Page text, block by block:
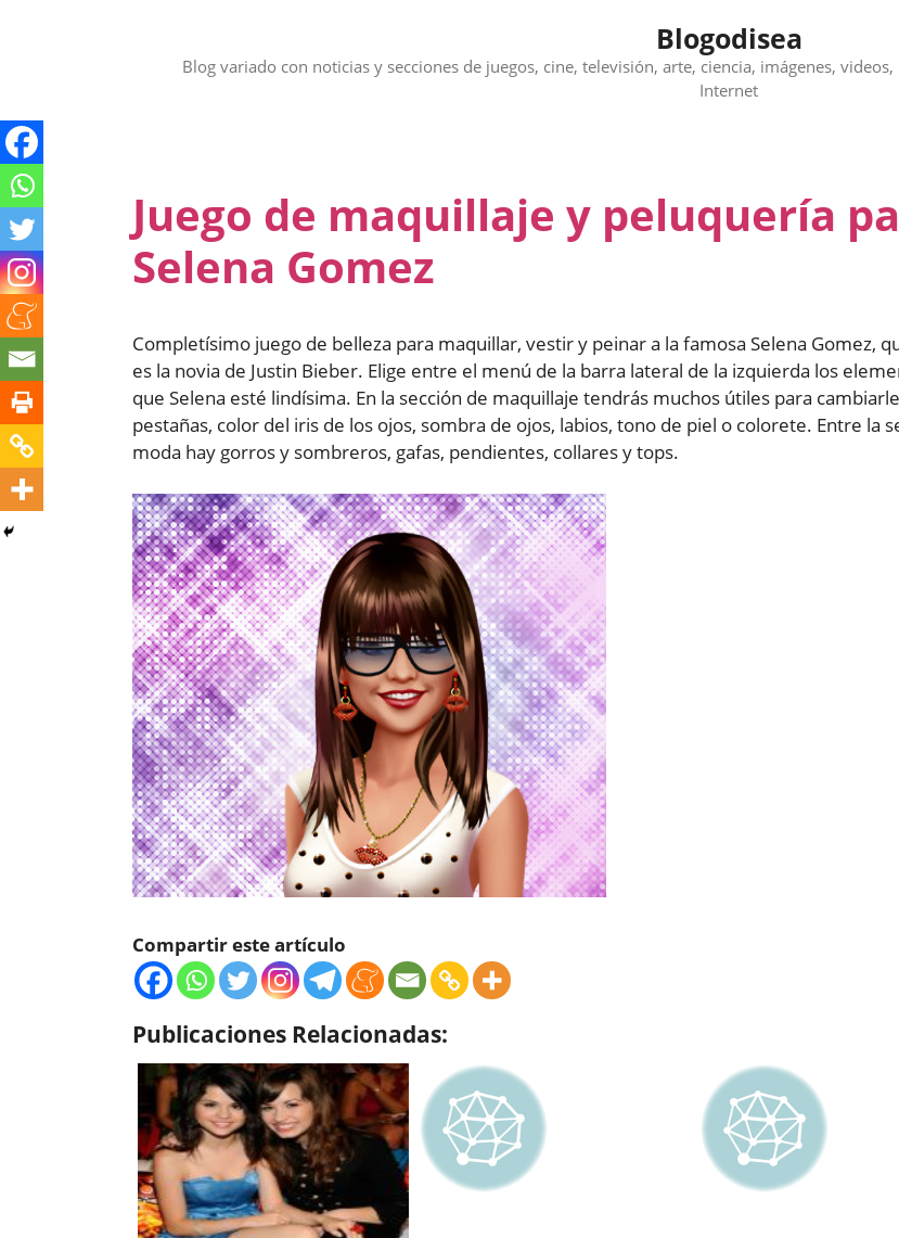
Blogodisea
Blog variado con noticias y secciones de juegos, cine, televisión, arte, ciencia, imágenes,
Internet
Juego de maquillaje y peluquería
Selena Gomez
Completísimo juego de belleza para maquillar, vestir y peinar a la famosa Selena Gomez,
es la novia de Justin Bieber. Elige entre el menú de la barra lateral de la izquierda los
que Selena esté lindísima. En la sección de maquillaje tendrás muchos útiles para
pestañas, color del iris de los ojos, sombra de ojos, labios, tono de piel o colorete. Entre la
moda hay gorros y sombreros, gafas, pendientes, collares y tops.
Compartir este artículo
Publicaciones Relacionadas: